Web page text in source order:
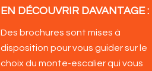
EN DÉCOUVRIR DAVANTAGE :
Des brochures sont mises à
disposition pour vous guider sur le
choix du monte-escalier qui vous